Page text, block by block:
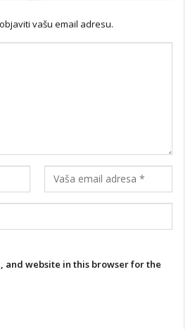
vašu email adresu.
and website in this browser for the